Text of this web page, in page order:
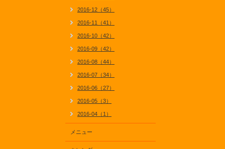
2016-12（45）
2016-11（41）
2016-10（42）
2016-09（42）
2016-08（44）
2016-07（34）
2016-06（27）
2016-05（3）
2016-04（1）
メニュー